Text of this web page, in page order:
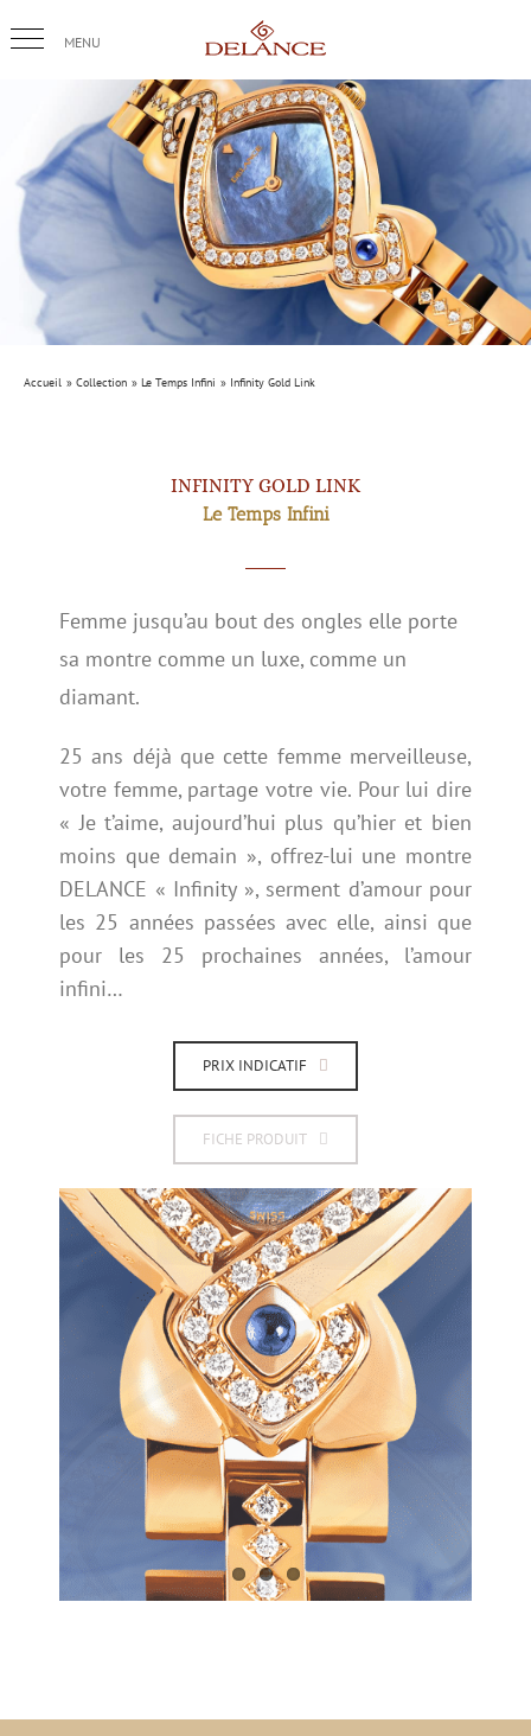
au
Accueil Collection Le Temps Infini Infinity Gold Link
INFINITY GOLD LINK
Le Temps Infini
Femme jusqu’au bout des ongles elle porte
sa montre comme un luxe, comme un
diamant.
25 ans déjà que cette femme merveilleuse,
votre femme, partage votre vie. Pour lui dire
« Je t’aime, aujourd’hui plus qu’hier et bien
moins que demain », offrez-lui une montre
DELANCE « Infinity », serment d’amour pour
les 25 années passées avec elle, ainsi que
pour les 25 prochaines années, l’amour
infini…
PRIX INDICATIF
FICHE PRODUIT